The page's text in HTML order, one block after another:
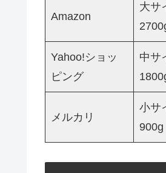
Amazon
大サ
Yahoo!ショッ
ピング
中サ
メルカリ
小サ
900g